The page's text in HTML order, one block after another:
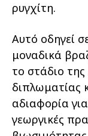
ρυγχίτη.
Αυτό οδηγεί
μοναδικά
το στάδιο
διπλωματίας
αδιαφορία
γεωργικές